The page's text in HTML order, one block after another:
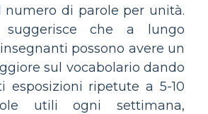
numero di parole per unità.
suggerisce che a lungo
possono avere un
sul vocabolario dando
esposizioni ripetute a 5-10
utili ogni settimana,